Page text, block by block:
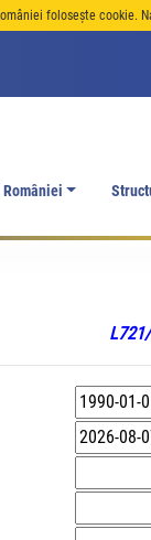
folosește cookie.